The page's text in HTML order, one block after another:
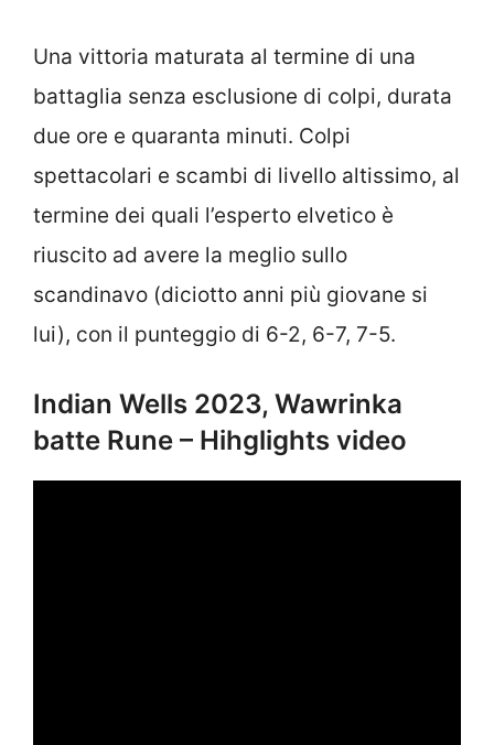
Una vittoria maturata al termine di una
battaglia senza esclusione di colpi, durata
due ore e quaranta minuti. Colpi
spettacolari e scambi di livello altissimo, al
termine dei quali l’esperto elvetico è
riuscito ad avere la meglio sullo
scandinavo (diciotto anni più giovane si
lui), con il punteggio di 6-2, 6-7, 7-5.
Indian Wells 2023, Wawrinka
batte Rune – Hihglights video